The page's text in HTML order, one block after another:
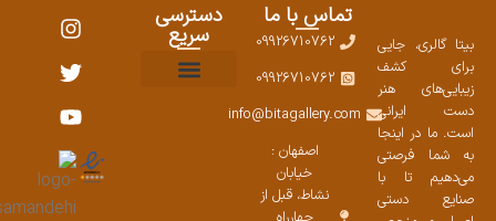
بیتا گالری، جایی
برای کشف
زیبایی‌های هنر
دست ایرانی
است. ما در اینجا
به شما فرصتی
می‌دهیم تا با
صنایع دستی
تماس با ما
09926710762
09926710762
info@bitagallery.com
اصفهان :
خیابان
نشاط، قبل از
دسترسی
سریع